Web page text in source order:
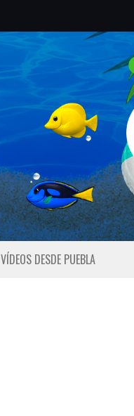
VÍDEOS DESDE PUEBLA